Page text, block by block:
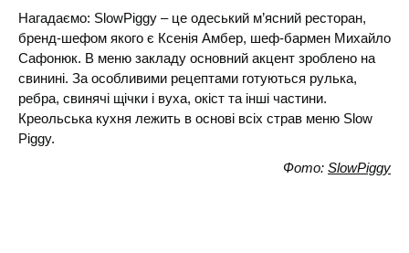
Нагадаємо: SlowPiggy – це одеський м’ясний ресторан,
бренд-шефом якого є Ксенія Амбер, шеф-бармен Михайло
Сафонюк. В меню закладу основний акцент зроблено на
свинині. За особливими рецептами готуються рулька,
ребра, свинячі щічки і вуха, окіст та інші частини.
Креольська кухня лежить в основі всіх страв меню Slow
Piggy.
Фото: SlowPiggy